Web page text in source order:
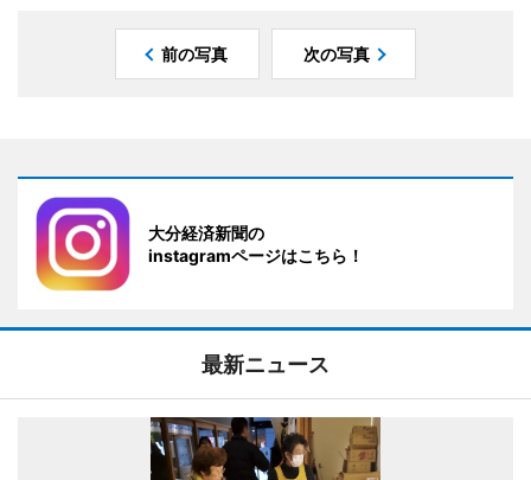
前の写真 次の写真
大分経済新聞の
instagramページはこちら！
最新ニュース